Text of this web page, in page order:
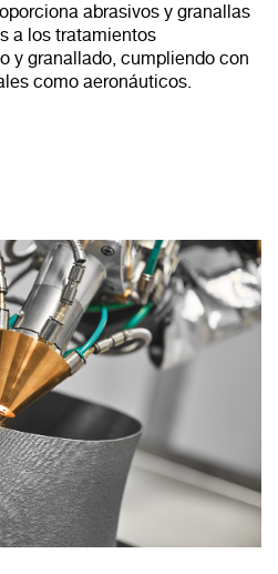
abrasivos y granallas
a los tratamientos
y granallado, cumpliendo con
como aeronáuticos.